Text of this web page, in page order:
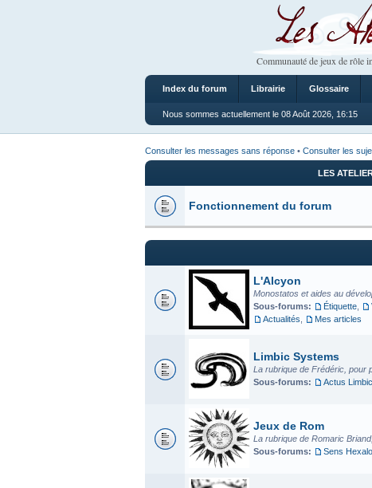
Les Ateliers
Communauté de jeux de rôle
Index du forum Librairie Glossaire
Nous sommes actuellement le 08 Août 2026, 16:15
Consulter les messages sans réponse • Consulter les
LES
Fonctionnement du forum
L'Alcyon
Monostatos et aides au
Sous-forums:
Étiquette
Actualités
Mes articles
Limbic Systems
La rubrique de Frédéric, pour
Sous-forums:
Actus
Jeux de Rom
La rubrique de Romaric
Sous-forums:
Sens